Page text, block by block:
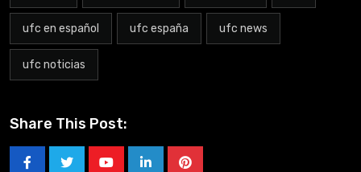
ufc en español ufc españa ufc news
ufc noticias
Share This Post: